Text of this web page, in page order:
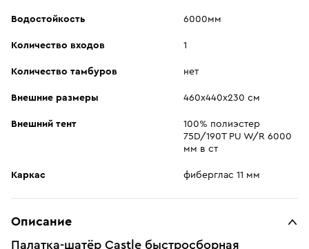
Водостойкость 6000мм
Количество входов 1
Количество тамбуров нет
Внешние размеры 460х440х230 см
Внешний тент
100% полиэстер
75D/190T PU W/R 6000
мм в ст
Каркас фиберглас 11 мм
Описание
Палатка-шатёр Castle быстросборная